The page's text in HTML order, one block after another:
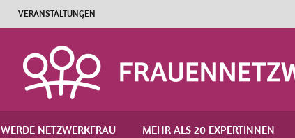
VERANSTALTUNGEN
WERDE NETZWERKFRAU MEHR ALS 20 EXPERTINNEN